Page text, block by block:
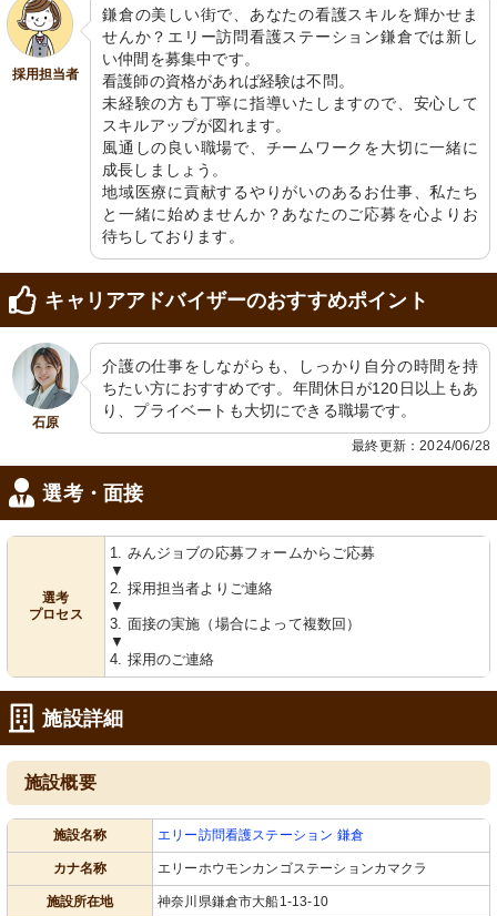
採用担当者
鎌倉の美しい街で、あなたの看護スキルを輝かせま
せんか？エリー訪問看護ステーション鎌倉では新し
い仲間を募集中です。
看護師の資格があれば経験は不問。
未経験の方も丁寧に指導いたしますので、安心して
スキルアップが図れます。
風通しの良い職場で、チームワークを大切に一緒に
成長しましょう。
地域医療に貢献するやりがいのあるお仕事、私たち
と一緒に始めませんか？あなたのご応募を心よりお
待ちしております。
キャリアアドバイザーのおすすめポイント
石原
介護の仕事をしながらも、しっかり自分の時間を持
ちたい方におすすめです。年間休日が120日以上もあ
り、プライベートも大切にできる職場です。
最終更新：2024/06/28
選考・面接
選考
プロセス
1. みんジョブの応募フォームからご応募
▼
2. 採用担当者よりご連絡
▼
3. 面接の実施（場合によって複数回）
▼
4. 採用のご連絡
施設詳細
施設概要
施設名称 エリー訪問看護ステーション 鎌倉
カナ名称 エリーホウモンカンゴステーションカマクラ
施設所在地 神奈川県鎌倉市大船1-13-10